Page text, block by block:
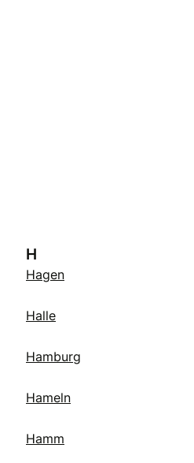
H
Hagen
Halle
Hamburg
Hameln
Hamm